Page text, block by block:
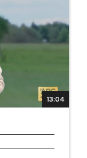
13:04